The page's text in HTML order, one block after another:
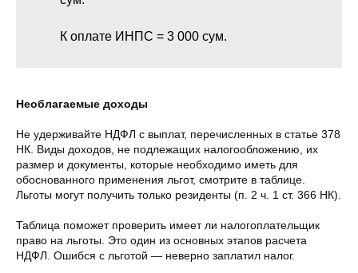
К оплате ИНПС = 3 000 сум.
Необлагаемые доходы
Не удерживайте НДФЛ с выплат, перечисленных в статье 378
НК. Виды доходов, не подлежащих налогообложению, их
размер и документы, которые необходимо иметь для
обоснованного применения льгот, смотрите в таблице.
Льготы могут получить только резиденты (п. 2 ч. 1 ст. 366 НК).
Таблица поможет проверить имеет ли налогоплательщик
право на льготы. Это один из основных этапов расчета
НДФЛ. Ошибся с льготой — неверно заплатил налог.